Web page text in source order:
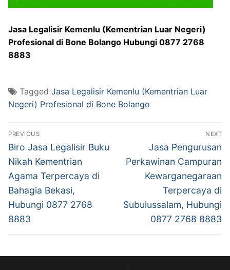
Jasa Legalisir Kemenlu (Kementrian Luar Negeri)
Profesional di Bone Bolango Hubungi 0877 2768
8883
Tagged Jasa Legalisir Kemenlu (Kementrian Luar
Negeri) Profesional di Bone Bolango
Post
navigation
PREVIOUS
Previous
post:
Biro Jasa Legalisir Buku
Nikah Kementrian
Agama Terpercaya di
Bahagia Bekasi,
Hubungi 0877 2768
8883
NEXT
Next
post:
Jasa Pengurusan
Perkawinan Campuran
Kewarganegaraan
Terpercaya di
Subulussalam, Hubungi
0877 2768 8883